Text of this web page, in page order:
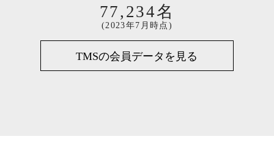
77,234名
(2023年7月時点)
TMSの会員データを見る